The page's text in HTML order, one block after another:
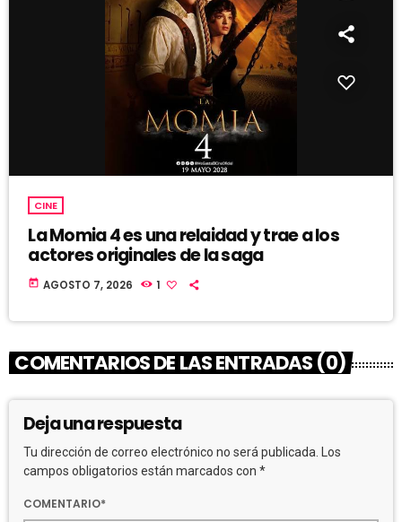
CINE
La Momia 4 es una relaidad y trae a los
actores originales de la saga
today AGOSTO 7, 2026 1
COMENTARIOS DE LAS ENTRADAS (0)
Deja una respuesta
Tu dirección de correo electrónico no será publicada. Los
campos obligatorios están marcados con *
COMENTARIO*